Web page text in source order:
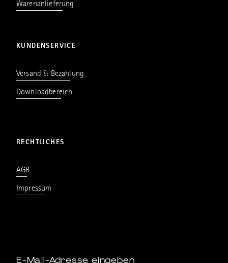
Warenanlieferung
KUNDENSERVICE
Versand & Bezahlung
Downloadbereich
RECHTLICHES
AGB
Impressum